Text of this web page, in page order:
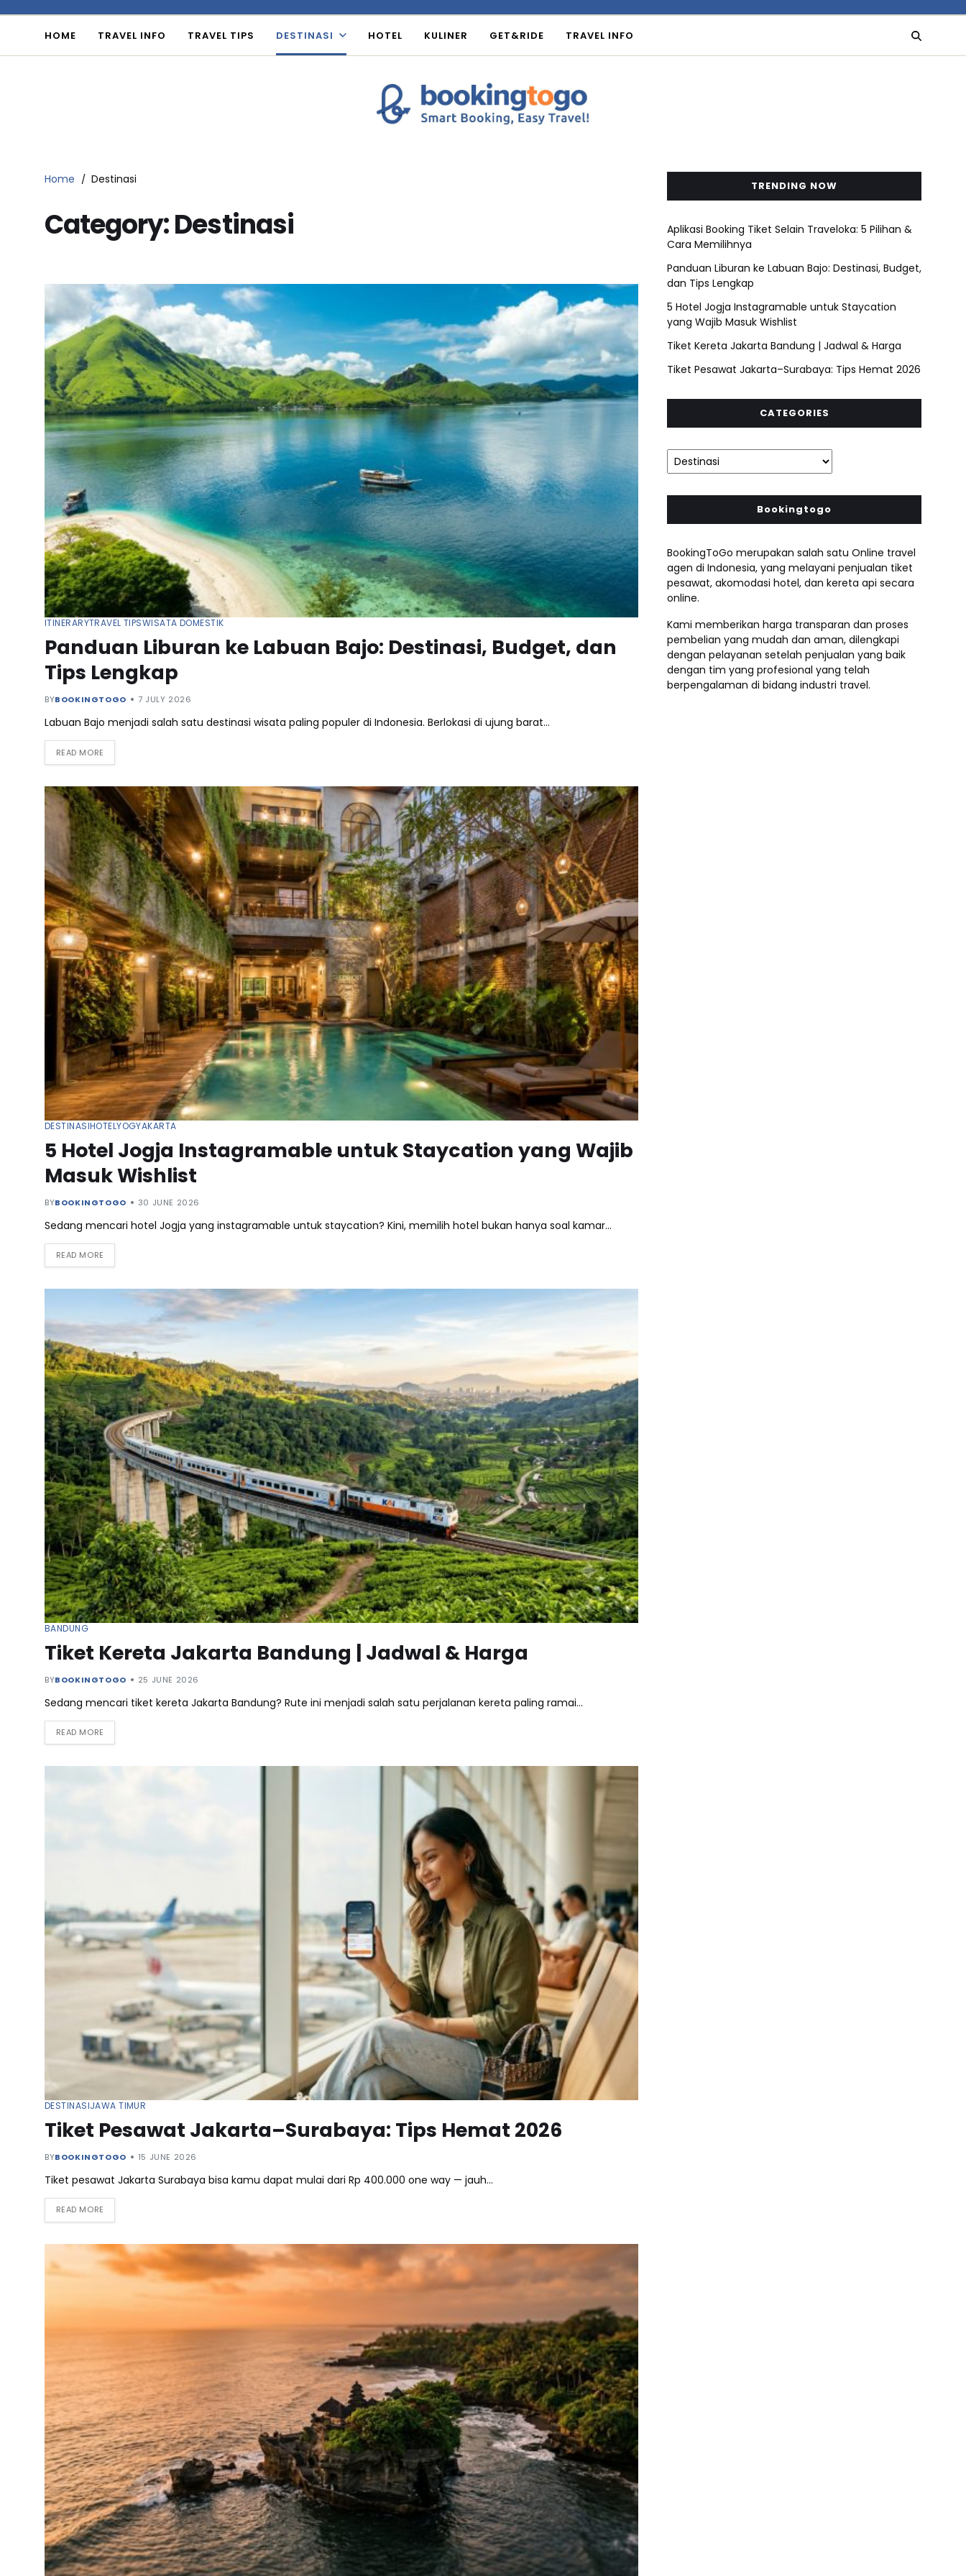
HOME TRAVEL INFO TRAVEL TIPS DESTINASI HOTEL KULINER GET&RIDE TRAVEL INFO
Home Destinasi
Category:Destinasi
ITINERARYTRAVEL TIPSWISATA DOMESTIK
Panduan Liburan ke Labuan Bajo: Destinasi, Budget, dan
Tips Lengkap
BYBOOKINGTOGO 7 JULY 2026
Labuan Bajo menjadi salah satu destinasi wisata paling populer di Indonesia. Berlokasi di ujung barat…
READ MORE
DESTINASIHOTELYOGYAKARTA
5 Hotel Jogja Instagramable untuk Staycation yang Wajib
Masuk Wishlist
BYBOOKINGTOGO 30 JUNE 2026
Sedang mencari hotel Jogja yang instagramable untuk staycation? Kini, memilih hotel bukan hanya soal kamar…
READ MORE
BANDUNG
Tiket Kereta Jakarta Bandung | Jadwal & Harga
BYBOOKINGTOGO 25 JUNE 2026
Sedang mencari tiket kereta Jakarta Bandung? Rute ini menjadi salah satu perjalanan kereta paling ramai…
READ MORE
DESTINASIJAWA TIMUR
Tiket Pesawat Jakarta–Surabaya: Tips Hemat 2026
BYBOOKINGTOGO 15 JUNE 2026
Tiket pesawat Jakarta Surabaya bisa kamu dapat mulai dari Rp 400.000 one way — jauh…
READ MORE
TRENDING NOW
Aplikasi Booking Tiket Selain Traveloka: 5 Pilihan &
Cara Memilihnya
Panduan Liburan ke Labuan Bajo: Destinasi, Budget,
dan Tips Lengkap
5 Hotel Jogja Instagramable untuk Staycation
yang Wajib Masuk Wishlist
Tiket Kereta Jakarta Bandung | Jadwal & Harga
Tiket Pesawat Jakarta–Surabaya: Tips Hemat 2026
CATEGORIES
Bookingtogo
BookingToGo merupakan salah satu Online travel
agen di Indonesia, yang melayani penjualan tiket
pesawat, akomodasi hotel, dan kereta api secara
online.
Kami memberikan harga transparan dan proses
pembelian yang mudah dan aman, dilengkapi
dengan pelayanan setelah penjualan yang baik
dengan tim yang profesional yang telah
berpengalaman di bidang industri travel.